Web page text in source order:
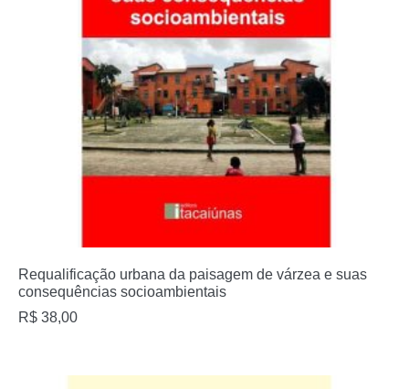
Requalificação urbana da paisagem de várzea e suas
consequências socioambientais
R$ 38,00